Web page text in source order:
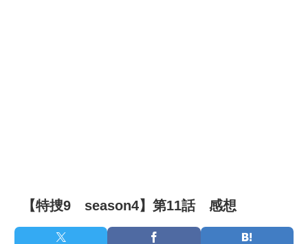
【特捜9 season4】第11話 感想